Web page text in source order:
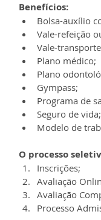
Benefícios:
Bolsa-auxílio
Vale-refeição
Vale-
Plano médico;
Plano
Gympass;
Programa de
Seguro de vida;
Modelo de
O processo
Inscrições;
Avaliação
Avaliação
Processo